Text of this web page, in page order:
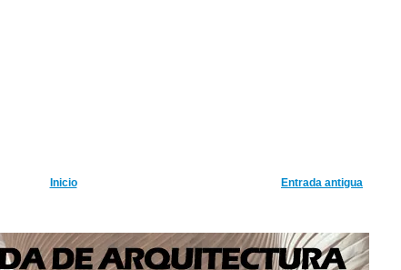
Entrada antigua
Inicio